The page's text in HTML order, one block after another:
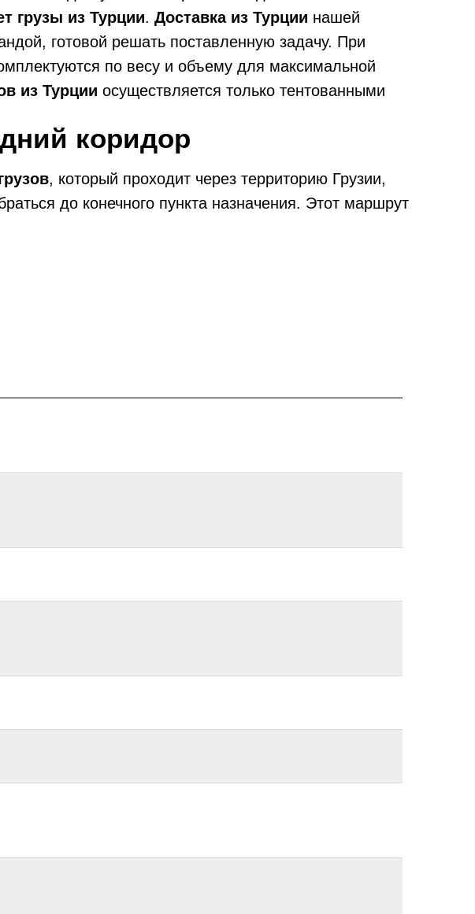
коридор
грузы из Турции. Доставка из Турции нашей
готовой решать поставленную задачу. При
по весу и объему для максимальной
из Турции осуществляется только тентованными
, который проходит через территорию Грузии,
до конечного пункта назначения. Этот маршрут